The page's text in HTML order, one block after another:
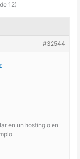
12)
#32544
en un hosting o en